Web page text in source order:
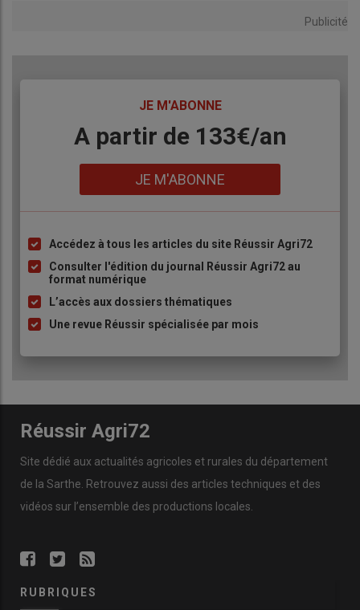
Publicité
JE M'ABONNE
BodyA partir de 133€/an
JE M'ABONNE
Liste
à
puce
Accédez à tous les articles du site Réussir Agri72
Consulter l'édition du journal Réussir Agri72 au
format numérique
L’accès aux dossiers thématiques
Une revue Réussir spécialisée par mois
Réussir Agri72
Site dédié aux actualités agricoles et rurales du département
de la Sarthe. Retrouvez aussi des articles techniques et des
vidéos sur l’ensemble des productions locales.
RUBRIQUES